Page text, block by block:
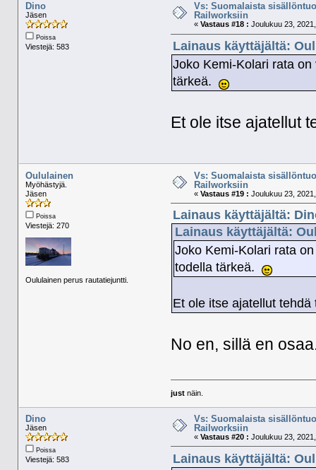
Dino
Jäsen
Poissa
Viestejä: 583
Vs: Suomalaista
Railworksiin
« Vastaus #18 : Joulukuu 23,
Lainaus käyttäjältä:
Joko Kemi-Kolari rata
tärkeä.
Et ole itse ajatellut
Oululainen
Myöhästyjä.
Jäsen
Poissa
Viestejä: 270
Oululainen perus rautatiejuntti.
Vs: Suomalaista
Railworksiin
« Vastaus #19 : Joulukuu 23,
Lainaus käyttäjältä:
Lainaus käyttäjältä:
Joko Kemi-Kolari rata
todella tärkeä.
Et ole itse ajatellut
No en, sillä en
just näin.
Dino
Jäsen
Poissa
Viestejä: 583
Vs: Suomalaista
Railworksiin
« Vastaus #20 : Joulukuu 23,
Lainaus käyttäjältä: